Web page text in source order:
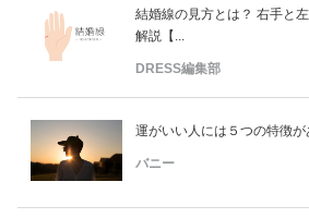
結婚線の見方とは？ 右手と
解説【...
DRESS編集部
運がいい人には５つの特徴が
バニー